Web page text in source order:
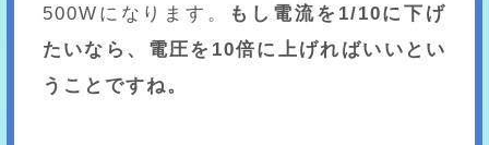
500Wになります。
もし電流を1/10に下げ
たいなら、電圧を10倍に上げればいいとい
うことですね。